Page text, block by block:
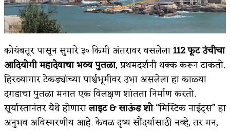
कोयंबतूर पासून सुमारे ३० किमी अंतरावर वसलेला112फूट उंचीचा
आदियोगी महादेवाचा भव्य पुतळा, प्रथमदर्शनी थक्क करून टाकतो.
हिरव्यागार टेकड्यांच्या पार्श्वभूमीवर उभा असलेला हा काळ्या
दगडाचा पुतळा मनात एक विलक्षण शांतता निर्माण करतो.
सूर्यास्तानंतर येथे होणारालाइट&साऊंड शो“मिस्टिक नाईट्स” हा
अनुभव अविस्मरणीय आहे. केवळ दृष्य सौंदर्यासाठी नव्हे, तर मन,